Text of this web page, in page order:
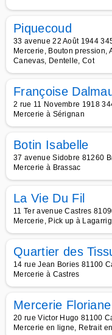
Piquecoud
33 avenue 22 Août 1944
Mercerie, Bouton pression,
Canevas, Dentelle, Cot
Françoise
2 rue 11 Novembre 1918
Mercerie à Sérignan
Botin Isabelle
37 avenue Sidobre 81260
Mercerie à Brassac
La Vie Du Fil
11 Ter avenue Castres
Mercerie, Pick up à
Quartier des
14 rue Jean Bories 81100
Mercerie à Castres
Mercerie Floriane
20 rue Victor Hugo 81100
Mercerie en ligne, Retrait